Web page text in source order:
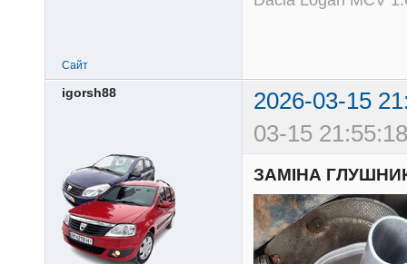
Сайт
igorsh88
2026-03-15
03-15
ЗАМІНА